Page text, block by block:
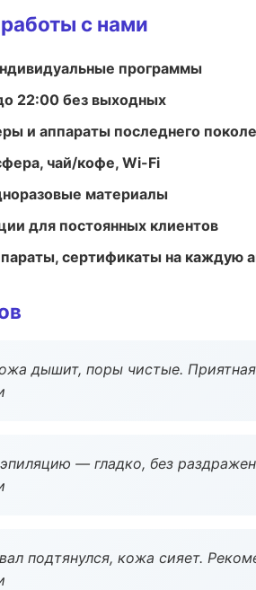
с нами
программы
22:00 без выходных
и аппараты последнего
чай/кофе, Wi-Fi
материалы
для постоянных клиентов
сертификаты на каждую
дышит, поры чистые.
— гладко, без
подтянулся, кожа сияет.